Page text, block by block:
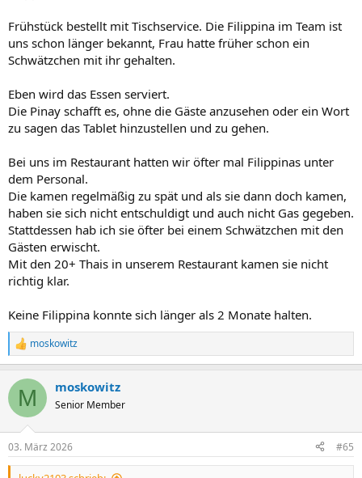
Frühstück bestellt mit Tischservice. Die Filippina im Team ist
uns schon länger bekannt, Frau hatte früher schon ein
Schwätzchen mit ihr gehalten.
Eben wird das Essen serviert.
Die Pinay schafft es, ohne die Gäste anzusehen oder ein Wort
zu sagen das Tablet hinzustellen und zu gehen.
Bei uns im Restaurant hatten wir öfter mal Filippinas unter
dem Personal.
Die kamen regelmäßig zu spät und als sie dann doch kamen,
haben sie sich nicht entschuldigt und auch nicht Gas gegeben.
Stattdessen hab ich sie öfter bei einem Schwätzchen mit den
Gästen erwischt.
Mit den 20+ Thais in unserem Restaurant kamen sie nicht
richtig klar.
Keine Filippina konnte sich länger als 2 Monate halten.
R
e
k
i
e
n
moskowitz
M moskowitz
Senior Member
03. März 2026 #65